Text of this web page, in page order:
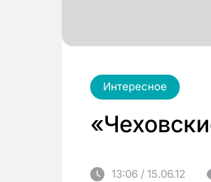
Интересное
13:06 / 15.06.12